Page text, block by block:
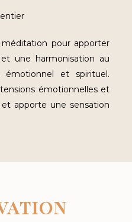
pour apporter
une harmonisation au
émotionnel et spirituel.
émotionnelles et
apporte une sensation